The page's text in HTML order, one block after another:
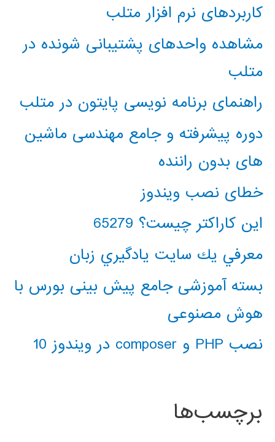
کاربردهای نرم افزار متلب
مشاهده واحدهای پشتیبانی شونده در
متلب
راهنمای برنامه نویسی پایتون در متلب
دوره پیشرفته و جامع مهندسی ماشین
های بدون راننده
خطای نصب ویندوز
این کاراکتر چیست؟ 65279
معرفي يك سايت يادگيري زبان
بسته آموزشی جامع پیش بینی بورس با
هوش مصنوعی
نصب PHP و composer در ویندوز 10
برچسب‌ها